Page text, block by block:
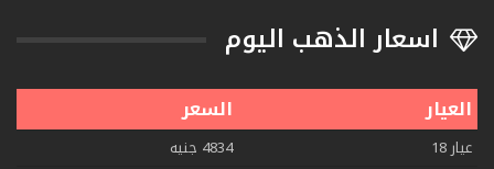
اسعار الذهب اليوم
العيار السعر
عيار 18
4834 جنيه